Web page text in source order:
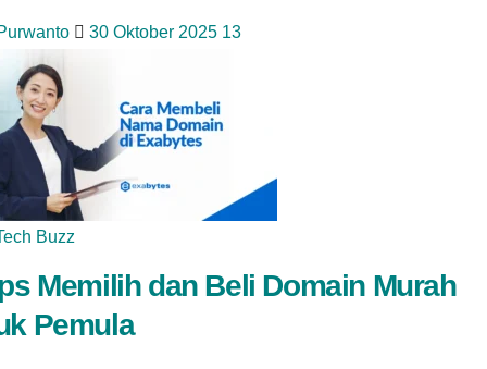
30 Oktober 2025 13
Buzz
Memilih dan Beli Domain Murah
Pemula